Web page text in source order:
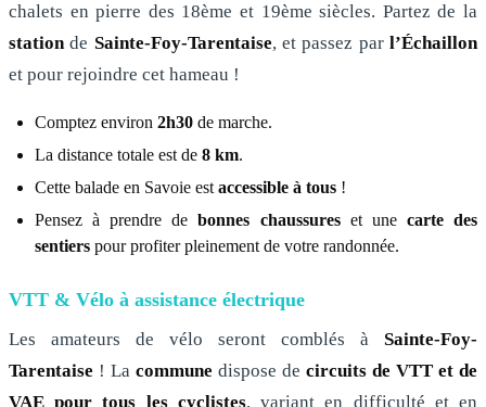
chalets en pierre des 18ème et 19ème siècles. Partez de la
stationde Sainte-Foy-Tarentaise, et passez parl’Échaillon
et pour rejoindre cet hameau !
Comptez environ 2h30 de marche.
La distance totale est de 8 km.
Cette balade en Savoie est accessible à tous !
Pensez à prendre debonnes chaussureset une carte des
sentiers pour profiter pleinement de votre randonnée.
VTT & Vélo à assistance électrique
Les amateurs de vélo seront comblés à Sainte-Foy-
Tarentaise ! La commune dispose de circuits de VTT et de
VAE pour tous les cyclistes, variant en difficulté et en